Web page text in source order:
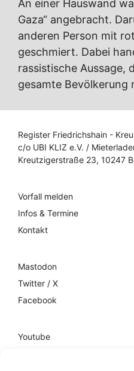
An einer Hauswand
Gaza“ angebracht.
anderen Person mit
geschmiert. Dabei
rassistische Aussage,
gesamte Bevölkerung
Register Friedrichshain -
c/o UBI KLIZ e.V. /
Kreutzigerstraße 23, 10247
Vorfall melden
Infos & Termine
Kontakt
Mastodon
Twitter / X
Facebook
Youtube